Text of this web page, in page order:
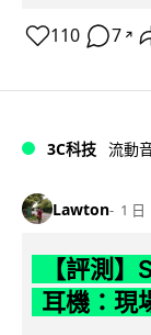
110 7 ↗
3C科技 流動
Lawton 1 日
【評測
耳機：現